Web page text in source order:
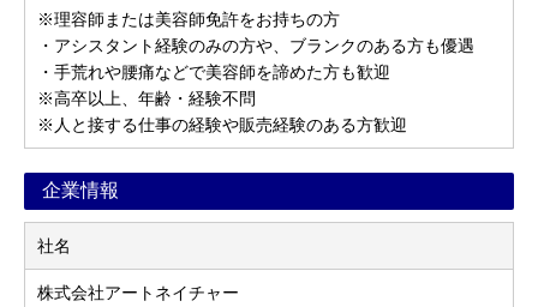
※理容師または美容師免許をお持ちの方
・アシスタント経験のみの方や、ブランクのある方も優遇
・手荒れや腰痛などで美容師を諦めた方も歓迎
※高卒以上、年齢・経験不問
※人と接する仕事の経験や販売経験のある方歓迎
企業情報
社名
株式会社アートネイチャー